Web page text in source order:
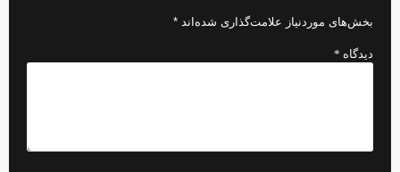
بخش‌های موردنیاز علامت‌گذاری شده‌اند *
دیدگاه *